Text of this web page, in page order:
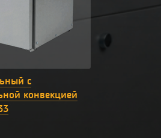
с
конвекцией